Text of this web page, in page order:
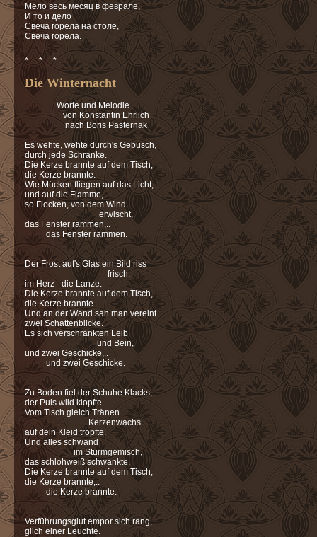
Мело весь месяц в феврале,
И то и дело
Свеча горела на столе,
Свеча горела.
* * *
Die Winternacht
Worte und Melodie
von Konstantin Ehrlich
nach Boris Pasternak
Es wehte, wehte durch's Gebüsch,
durch jede Schranke.
Die Kerze brannte auf dem Tisch,
die Kerze brannte.
Wie Mücken fliegen auf das Licht,
und auf die Flamme,
so Flocken, von dem Wind
erwischt,
das Fenster rammen,..
das Fenster rammen.
Der Frost auf's Glas ein Bild riss
frisch:
im Herz - die Lanze.
Die Kerze brannte auf dem Tisch,
die Kerze brannte.
Und an der Wand sah man vereint
zwei Schattenblicke.
Es sich verschränkten Leib
und Bein,
und zwei Geschicke,..
und zwei Geschicke.
Zu Boden fiel der Schuhe Klacks,
der Puls wild klopfte.
Vom Tisch gleich Tränen
Kerzenwachs
auf dein Kleid tropfte.
Und alles schwand
im Sturmgemisch,
das schlohweiß schwankte.
Die Kerze brannte auf dem Tisch,
die Kerze brannte,..
die Kerze brannte.
Verführungsglut empor sich rang,
glich einer Leuchte.